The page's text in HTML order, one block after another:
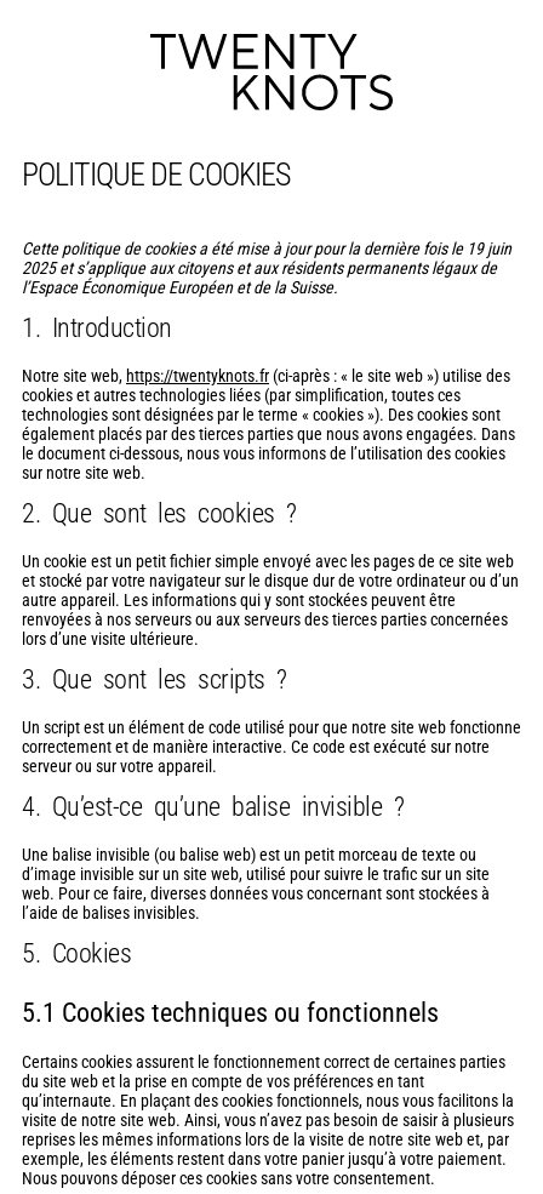
POLITIQUE DE COOKIES
Cette politique de cookies a été mise à jour pour la dernière fois le 19 juin
2025 et s’applique aux citoyens et aux résidents permanents légaux de
l’Espace Économique Européen et de la Suisse.
1. Introduction
Notre site web, https://twentyknots.fr (ci-après : « le site web ») utilise des
cookies et autres technologies liées (par simplification, toutes ces
technologies sont désignées par le terme « cookies »). Des cookies sont
également placés par des tierces parties que nous avons engagées. Dans
le document ci-dessous, nous vous informons de l’utilisation des cookies
sur notre site web.
2. Que sont les cookies ?
Un cookie est un petit fichier simple envoyé avec les pages de ce site web
et stocké par votre navigateur sur le disque dur de votre ordinateur ou d’un
autre appareil. Les informations qui y sont stockées peuvent être
renvoyées à nos serveurs ou aux serveurs des tierces parties concernées
lors d’une visite ultérieure.
3. Que sont les scripts ?
Un script est un élément de code utilisé pour que notre site web fonctionne
correctement et de manière interactive. Ce code est exécuté sur notre
serveur ou sur votre appareil.
4. Qu’est-ce qu’une balise invisible ?
Une balise invisible (ou balise web) est un petit morceau de texte ou
d’image invisible sur un site web, utilisé pour suivre le trafic sur un site
web. Pour ce faire, diverses données vous concernant sont stockées à
l’aide de balises invisibles.
5. Cookies
5.1 Cookies techniques ou fonctionnels
Certains cookies assurent le fonctionnement correct de certaines parties
du site web et la prise en compte de vos préférences en tant
qu’internaute. En plaçant des cookies fonctionnels, nous vous facilitons la
visite de notre site web. Ainsi, vous n’avez pas besoin de saisir à plusieurs
reprises les mêmes informations lors de la visite de notre site web et, par
exemple, les éléments restent dans votre panier jusqu’à votre paiement.
Nous pouvons déposer ces cookies sans votre consentement.